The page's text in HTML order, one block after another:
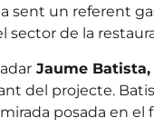
sent un referent
sector de la
Jaume Batista,
del projecte.
posada en